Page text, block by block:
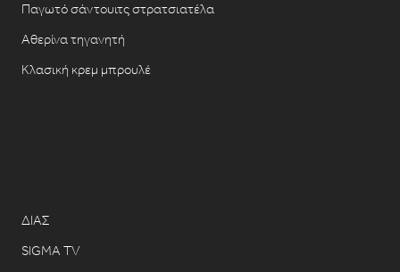
Παγωτό σάντουιτς στρατσιατέλα
Αθερίνα τηγανητή
Κλασική κρεμ μπρουλέ
ΔΙΑΣ
SIGMA TV